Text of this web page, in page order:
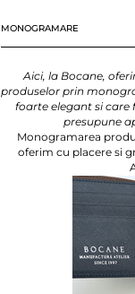
MONOGRAMARE
Aici, la Bocane,
produselor prin
foarte elegant si care
presupune
Monogramarea
oferim cu placere si